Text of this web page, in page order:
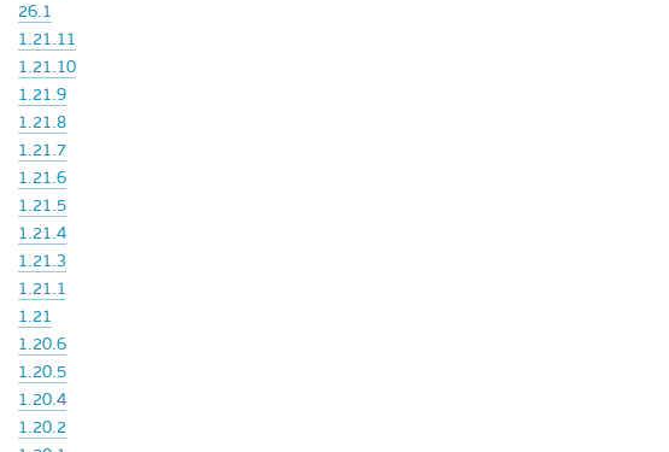
26.1
1.21.11
1.21.10
1.21.9
1.21.8
1.21.7
1.21.6
1.21.5
1.21.4
1.21.3
1.21.1
1.21
1.20.6
1.20.5
1.20.4
1.20.2